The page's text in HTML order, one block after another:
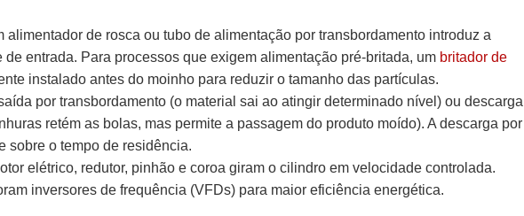
alimentador de rosca ou tubo de alimentação por transbordamento introduz a
de entrada. Para processos que exigem alimentação pré-britada, um britador de
instalado antes do moinho para reduzir o tamanho das partículas.
por transbordamento (o material sai ao atingir determinado nível) ou descarga
retém as bolas, mas permite a passagem do produto moído). A descarga por
sobre o tempo de residência.
elétrico, redutor, pinhão e coroa giram o cilindro em velocidade controlada.
inversores de frequência (VFDs) para maior eficiência energética.